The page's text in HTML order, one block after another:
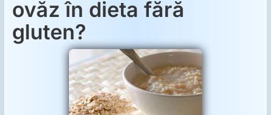
Neurologie
Intoleranţa la gluten
ovăz în dieta fără
gluten?